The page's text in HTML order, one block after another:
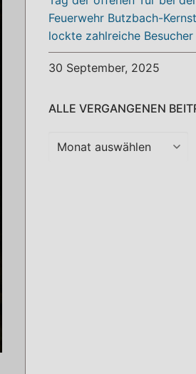
Feuerwehr Butzbach-
lockte zahlreiche Besucher
30 September, 2025
ALLE VERGANGENEN
Alle